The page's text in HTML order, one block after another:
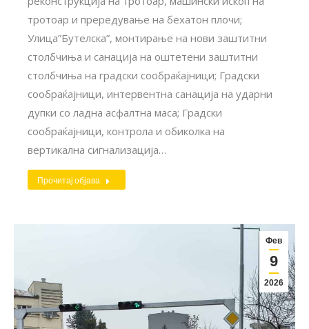
тротоар и прередување на бехатон плочи;
Улица”Бутелска”, монтирање на нови заштитни
столбчиња и санација на оштетени заштитни
столбчиња на градски сообраќајници; Градски
сообраќајници, интервентна санација на ударни
дупки со ладна асфалтна маса; Градски
сообраќајници, контрола и обиколка на
вертикална сигнализација…
Прочитај објава
Фев
9
2026